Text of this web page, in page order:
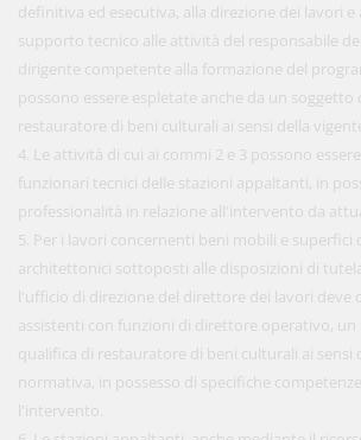
definitiva ed esecutiva, alla direzione dei lavori e
supporto tecnico alle attività del responsabile
dirigente competente alla formazione del
possono essere espletate anche da un soggetto
restauratore di beni culturali ai sensi della
4. Le attività di cui ai commi 2 e 3 possono
funzionari tecnici delle stazioni appaltanti, in
professionalità in relazione all'intervento da
5. Per i lavori concernenti beni mobili e superfici
architettonici sottoposti alle disposizioni di
l'ufficio di direzione del direttore dei lavori deve
assistenti con funzioni di direttore operativo, un
qualifica di restauratore di beni culturali ai sensi
normativa, in possesso di specifiche
l'intervento.